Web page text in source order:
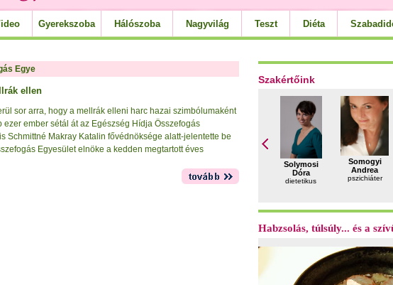
Gyerekszoba Hálószoba Nagyvilág Teszt Diéta
Egye
ellen
sor arra, hogy a mellrák elleni harc hazai szimbólumaként
ember sétál át az Egészség Hídja Összefogás
Schmittné Makray Katalin fővédnöksége alatt-jelentette be
Egyesület elnöke a kedden megtartott éves
Szakértőink
Solymosi
Dóra
dietetikus
Somogyi
Andrea
pszichiáter
Habzsolás, túlsúly... és a